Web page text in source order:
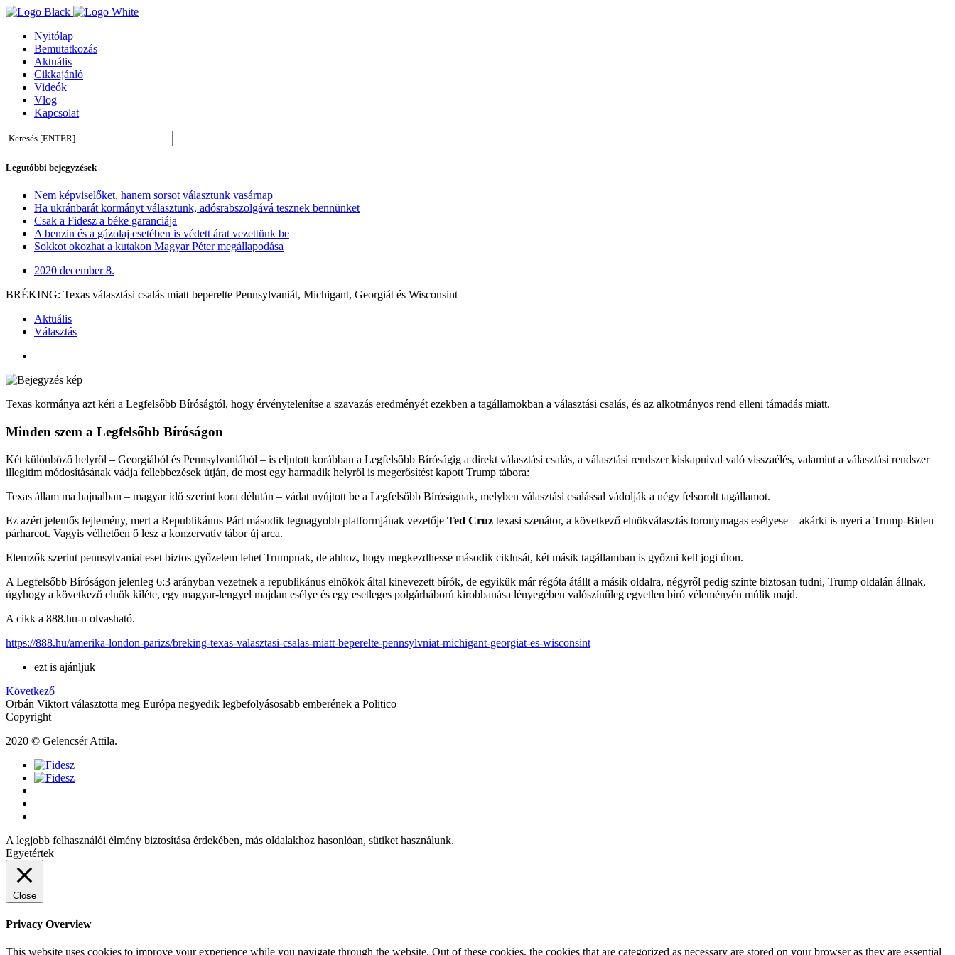
Nyitólap
Bemutatkozás
Aktuális
Cikkajánló
Videók
Vlog
Kapcsolat
Legutóbbi bejegyzések
Nem képviselőket, hanem sorsot választunk vasárnap
Ha ukránbarát kormányt választunk, adósrabszolgává tesznek bennünket
Csak a Fidesz a béke garanciája
A benzin és a gázolaj esetében is védett árat vezettünk be
Sokkot okozhat a kutakon Magyar Péter megállapodása
2020 december 8.
BRÉKING: Texas választási csalás miatt beperelte Pennsylvaniát, Michigant, Georgiát és Wisconsint
Aktuális
Választás
Texas kormánya azt kéri a Legfelsőbb Bíróságtól, hogy érvénytelenítse a szavazás eredményét ezekben a tagállamokban a választási csalás, és az alkotmányos rend elleni támadás miatt.
Minden szem a Legfelsőbb Bíróságon
Két különböző helyről – Georgiából és Pennsylvaniából – is eljutott korábban a Legfelsőbb Bíróságig a direkt választási csalás, a választási rendszer kiskapuival való visszaélés, valamint a választási rendszer
illegitim módosításának vádja fellebbezések útján, de most egy harmadik helyről is megerősítést kapott Trump tábora:
Texas állam ma hajnalban – magyar idő szerint kora délután – vádat nyújtott be a Legfelsőbb Bíróságnak, melyben választási csalással vádolják a négy felsorolt tagállamot.
Ez azért jelentős fejlemény, mert a Republikánus Párt második legnagyobb platformjának vezetője Ted Cruz texasi szenátor, a következő elnökválasztás toronymagas esélyese – akárki is nyeri a Trump-Biden
párharcot. Vagyis vélhetően ő lesz a konzervatív tábor új arca.
Elemzők szerint pennsylvaniai eset biztos győzelem lehet Trumpnak, de ahhoz, hogy megkezdhesse második ciklusát, két másik tagállamban is győzni kell jogi úton.
A Legfelsőbb Bíróságon jelenleg 6:3 arányban vezetnek a republikánus elnökök által kinevezett bírók, de egyikük már régóta átállt a másik oldalra, négyről pedig szinte biztosan tudni, Trump oldalán állnak,
úgyhogy a következő elnök kiléte, egy magyar-lengyel majdan esélye és egy esetleges polgárháború kirobbanása lényegében valószínűleg egyetlen bíró véleményén múlik majd.
A cikk a 888.hu-n olvasható.
https://888.hu/amerika-london-parizs/breking-texas-valasztasi-csalas-miatt-beperelte-pennsylvniat-michigant-georgiat-es-wisconsint
ezt is ajánljuk
Következő
Orbán Viktort választotta meg Európa negyedik legbefolyásosabb emberének a Politico
Copyright
2020 © Gelencsér Attila.
A legjobb felhasználói élmény biztosítása érdekében, más oldalakhoz hasonlóan, sütiket használunk.
Egyetértek
Close
Privacy Overview
This website uses cookies to improve your experience while you navigate through the website. Out of these cookies, the cookies that are categorized as necessary are stored on your browser as they are essential